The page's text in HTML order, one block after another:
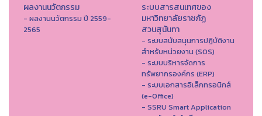
ผลงานนวัตกรรม
- ผลงานนวัตกรรม ปี 2559-
2565
ระบบสารสนเทศของ
มหาวิทยาลัยราชภัฏ
สวนสุนันทา
- ระบบสนับสนุนการปฏิบัติงาน
สำหรับหน่วยงาน (SOS)
- ระบบบริหารจัดการ
ทรัพยากรองค์กร (ERP)
- ระบบเอกสารอิเล็กทรอนิกส์
(e-Office)
- SSRU Smart Application